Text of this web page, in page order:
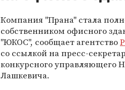
Компания "Прана" стала
собственником офисного
"ЮКОС", сообщает агентство
со ссылкой на пресс-
конкурсного управляющего
Лашкевича.